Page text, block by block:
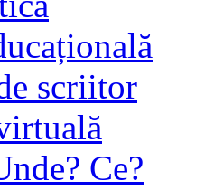
scriitor
Ce?